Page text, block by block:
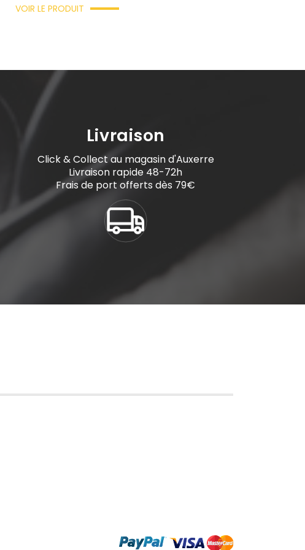
VOIR LE PRODUIT
Livraison
Click & Collect au magasin d'Auxerre
Livraison rapide 48-72h
Frais de port offerts dès 79€